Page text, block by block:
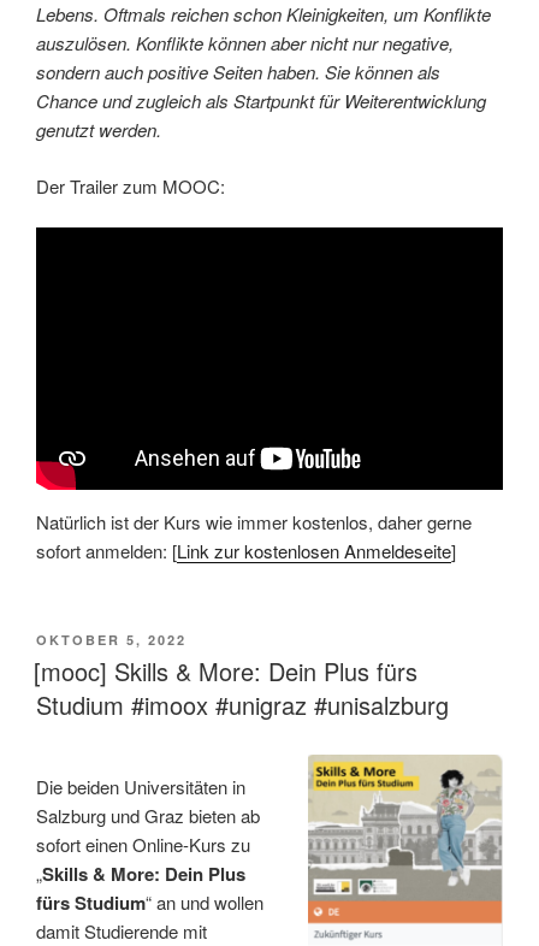
Lebens. Oftmals reichen schon Kleinigkeiten, um Konflikte
auszulösen. Konflikte können aber nicht nur negative,
sondern auch positive Seiten haben. Sie können als
Chance und zugleich als Startpunkt für Weiterentwicklung
genutzt werden.
Der Trailer zum MOOC:
Natürlich ist der Kurs wie immer kostenlos, daher gerne
sofort anmelden: [Link zur kostenlosen Anmeldeseite]
VERÖFFENTLICHT
AM
OKTOBER 5, 2022
[mooc] Skills & More: Dein Plus fürs
Studium #imoox #unigraz #unisalzburg
Die beiden Universitäten in
Salzburg und Graz bieten ab
sofort einen Online-Kurs zu
„Skills & More: Dein Plus
fürs Studium“ an und wollen
damit Studierende mit